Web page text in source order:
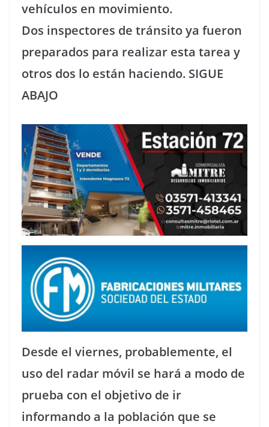
vehículos en movimiento.
Dos inspectores de tránsito ya fueron
preparados para realizar esta tarea y
otros dos lo están haciendo. SIGUE
ABAJO
Desde el viernes, probablemente, el
uso del radar móvil se hará a modo de
prueba con el objetivo de ir
informando a la población que se